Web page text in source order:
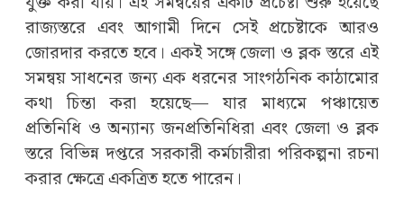
রাজ্যস্তরে এবং আগামী দিনে সেই প্রচেষ্টাকে আরও
জোরদার করতে হবে। একই সঙ্গে জেলা ও ব্লক স্তরে এই
সমন্বয় সাধনের জন্য এক ধরনের সাংগঠনিক কাঠামোর
কথা চিন্তা করা হয়েছে— যার মাধ্যমে পঞ্চায়েত
প্রতিনিধি ও অন্যান্য জনপ্রতিনিধিরা এবং জেলা ও ব্লক
স্তরে বিভিন্ন দপ্তরে সরকারী কর্মচারীরা পরিকল্পনা রচনা
করার ক্ষেত্রে একত্রিত হতে পারেন।